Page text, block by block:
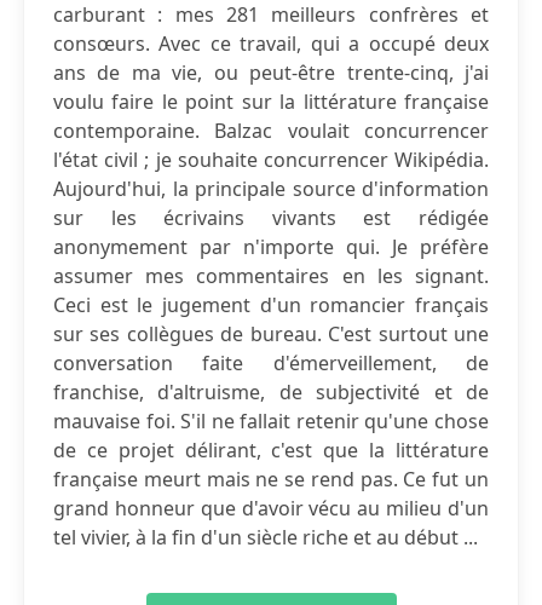
carburant : mes 281 meilleurs confrères et
consœurs. Avec ce travail, qui a occupé deux
ans de ma vie, ou peut-être trente-cinq, j'ai
voulu faire le point sur la littérature française
contemporaine. Balzac voulait concurrencer
l'état civil ; je souhaite concurrencer Wikipédia.
Aujourd'hui, la principale source d'information
sur les écrivains vivants est rédigée
anonymement par n'importe qui. Je préfère
assumer mes commentaires en les signant.
Ceci est le jugement d'un romancier français
sur ses collègues de bureau. C'est surtout une
conversation faite d'émerveillement, de
franchise, d'altruisme, de subjectivité et de
mauvaise foi. S'il ne fallait retenir qu'une chose
de ce projet délirant, c'est que la littérature
française meurt mais ne se rend pas. Ce fut un
grand honneur que d'avoir vécu au milieu d'un
tel vivier, à la fin d'un siècle riche et au début ...